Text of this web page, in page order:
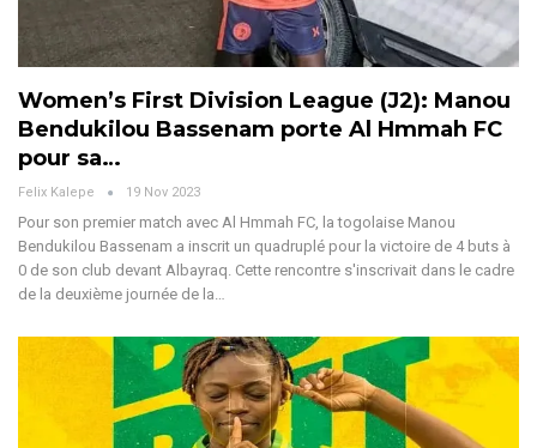
Women’s First Division League (J2): Manou
Bendukilou Bassenam porte Al Hmmah FC
pour sa…
Felix Kalepe 19 Nov 2023
Pour son premier match avec Al Hmmah FC, la togolaise Manou
Bendukilou Bassenam a inscrit un quadruplé pour la victoire de 4 buts à
0 de son club devant Albayraq. Cette rencontre s'inscrivait dans le cadre
de la deuxième journée de la…